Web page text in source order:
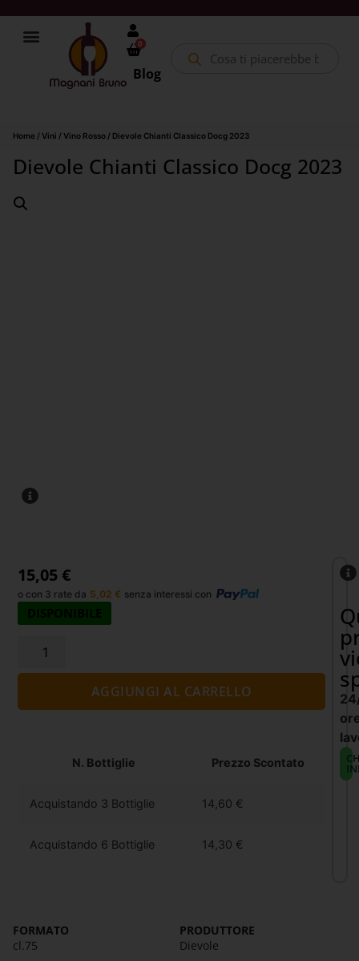
0
Blog
Home / Vini / Vino Rosso / Dievole Chianti Classico Docg 2023
Dievole Chianti Classico Docg 2023
15,05 €
o con 3 rate da 5,02 € senza interessi con
DISPONIBILE
AGGIUNGI AL CARRELLO
N. Bottiglie Prezzo Scontato
Acquistando 3 Bottiglie 14,60 €
Acquistando 6 Bottiglie 14,30 €
FORMATO
cl.75
PRODUTTORE
Dievole